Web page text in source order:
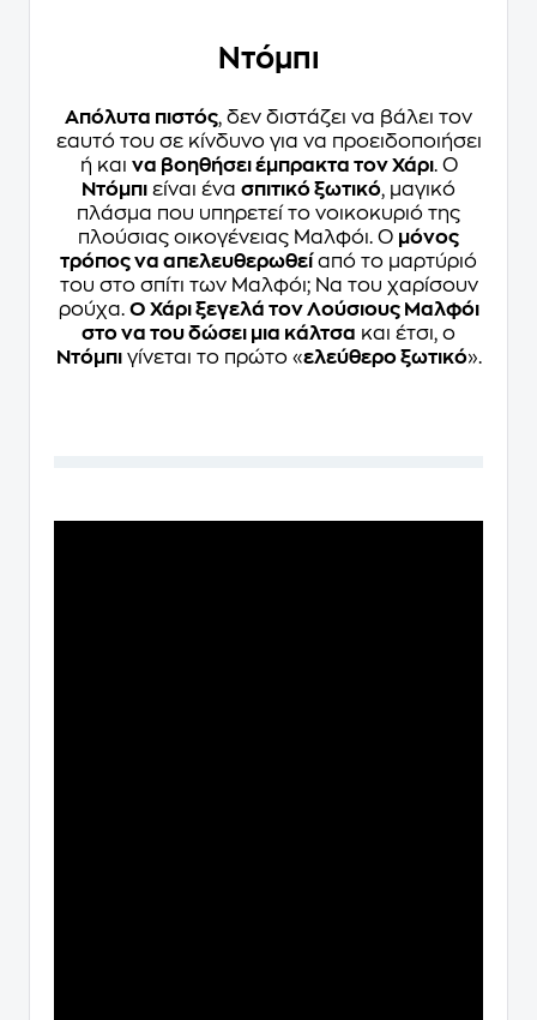
Ντόμπι
Απόλυτα πιστός, δεν διστάζει να βάλει τον
εαυτό του σε κίνδυνο για να προειδοποιήσει
ή και να βοηθήσει έμπρακτα τον Χάρι. Ο
Ντόμπι είναι ένα σπιτικό ξωτικό, μαγικό
πλάσμα που υπηρετεί το νοικοκυριό της
πλούσιας οικογένειας Μαλφόι. Ο μόνος
τρόπος να απελευθερωθεί από το μαρτύριό
του στο σπίτι των Μαλφόι; Να του χαρίσουν
ρούχα. Ο Χάρι ξεγελά τον Λούσιους Μαλφόι
στο να του δώσει μια κάλτσα και έτσι, ο
Ντόμπιγίνεται το πρώτο «ελεύθερο ξωτικό».